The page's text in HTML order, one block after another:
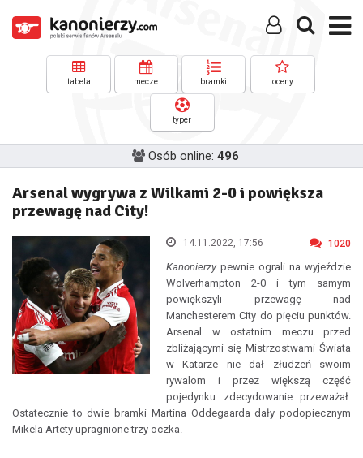
tabela mecze bramki oceny
typer
Osób online: 496
Arsenal wygrywa z Wilkami 2-0 i powiększa
przewagę nad City!
14.11.2022, 17:56 1020
Kanonierzypewnie ograli na wyjeździe
Wolverhampton 2-0 i tym samym
powiększyli przewagę nad
Manchesterem City do pięciu punktów.
Arsenal w ostatnim meczu przed
zbliżającymi się Mistrzostwami Świata
w Katarze nie dał złudzeń swoim
rywalom i przez większą część
pojedynku zdecydowanie przeważał.
Ostatecznie to dwie bramki Martina Oddegaarda dały podopiecznym
Mikela Artety upragnione trzy oczka.